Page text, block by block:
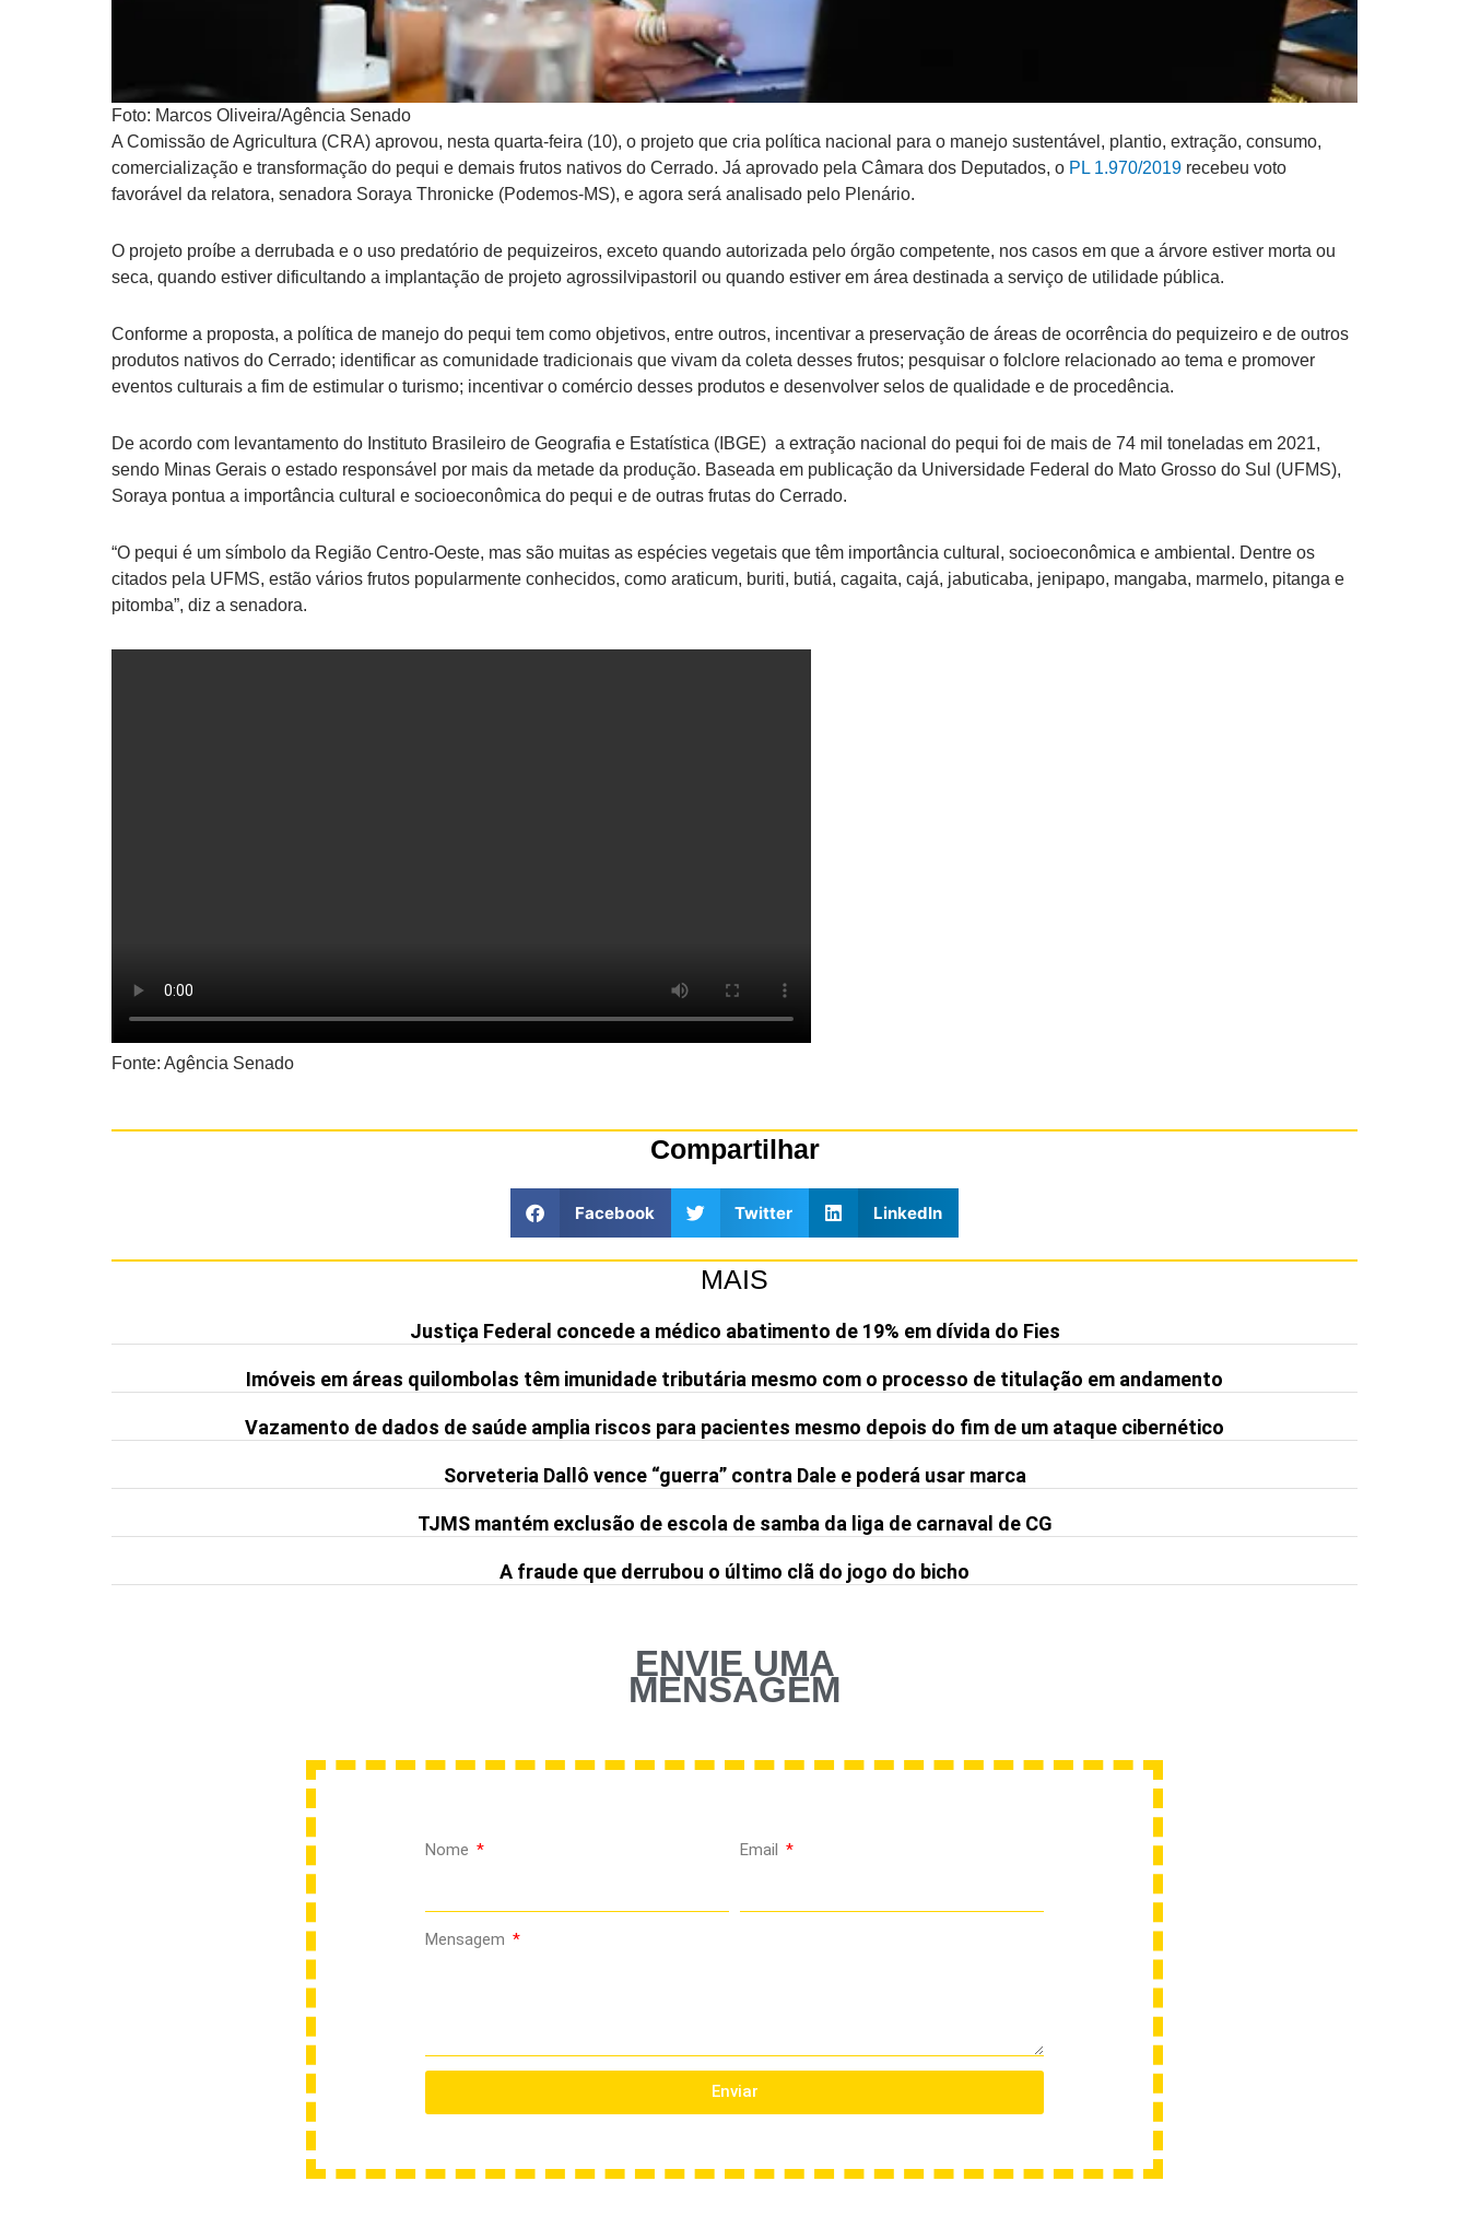
Foto: Marcos Oliveira/Agência Senado
A Comissão de Agricultura (CRA) aprovou, nesta quarta-feira (10), o projeto que cria política nacional para o manejo sustentável, plantio, extração, consumo,
comercialização e transformação do pequi e demais frutos nativos do Cerrado. Já aprovado pela Câmara dos Deputados, o PL 1.970/2019 recebeu voto
favorável da relatora, senadora Soraya Thronicke (Podemos-MS), e agora será analisado pelo Plenário.
O projeto proíbe a derrubada e o uso predatório de pequizeiros, exceto quando autorizada pelo órgão competente, nos casos em que a árvore estiver morta ou
seca, quando estiver dificultando a implantação de projeto agrossilvipastoril ou quando estiver em área destinada a serviço de utilidade pública.
Conforme a proposta, a política de manejo do pequi tem como objetivos, entre outros, incentivar a preservação de áreas de ocorrência do pequizeiro e de outros
produtos nativos do Cerrado; identificar as comunidade tradicionais que vivam da coleta desses frutos; pesquisar o folclore relacionado ao tema e promover
eventos culturais a fim de estimular o turismo; incentivar o comércio desses produtos e desenvolver selos de qualidade e de procedência.
De acordo com levantamento do Instituto Brasileiro de Geografia e Estatística (IBGE) a extração nacional do pequi foi de mais de 74 mil toneladas em 2021,
sendo Minas Gerais o estado responsável por mais da metade da produção. Baseada em publicação da Universidade Federal do Mato Grosso do Sul (UFMS),
Soraya pontua a importância cultural e socioeconômica do pequi e de outras frutas do Cerrado.
“O pequi é um símbolo da Região Centro-Oeste, mas são muitas as espécies vegetais que têm importância cultural, socioeconômica e ambiental. Dentre os
citados pela UFMS, estão vários frutos popularmente conhecidos, como araticum, buriti, butiá, cagaita, cajá, jabuticaba, jenipapo, mangaba, marmelo, pitanga e
pitomba”, diz a senadora.
Fonte: Agência Senado
Compartilhar
Facebook Twitter LinkedIn
MAIS
Justiça Federal concede a médico abatimento de 19% em dívida do Fies
Imóveis em áreas quilombolas têm imunidade tributária mesmo com o processo de titulação em andamento
Vazamento de dados de saúde amplia riscos para pacientes mesmo depois do fim de um ataque cibernético
Sorveteria Dallô vence “guerra” contra Dale e poderá usar marca
TJMS mantém exclusão de escola de samba da liga de carnaval de CG
A fraude que derrubou o último clã do jogo do bicho
ENVIE UMA
MENSAGEM
Nome Email
Mensagem
Enviar